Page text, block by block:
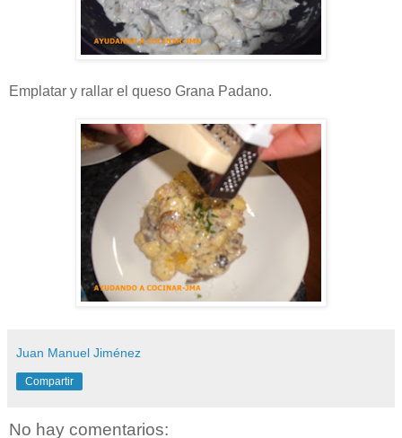
Emplatar y rallar el queso Grana Padano.
Juan Manuel Jiménez
Compartir
No hay comentarios: